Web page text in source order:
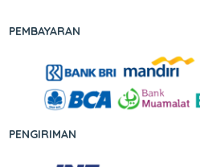
PEMBAYARAN
PENGIRIMAN